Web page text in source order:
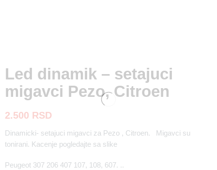
Led dinamik – setajuci
migavci Pezo, Citroen
2.500 RSD
Dinamicki- setajuci migavci za Pezo , Citroen. Migavci su
tonirani. Kacenje pogledajte sa slike
Peugeot 307 206 407 107, 108, 607. ..